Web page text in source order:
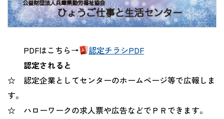
PDFはこちら→
認定チラシPDF
認定されると
☆ 認定企業としてセンターのホームページ等で広報しま
す。
☆ ハローワークの求人票や広告などでＰＲできます。